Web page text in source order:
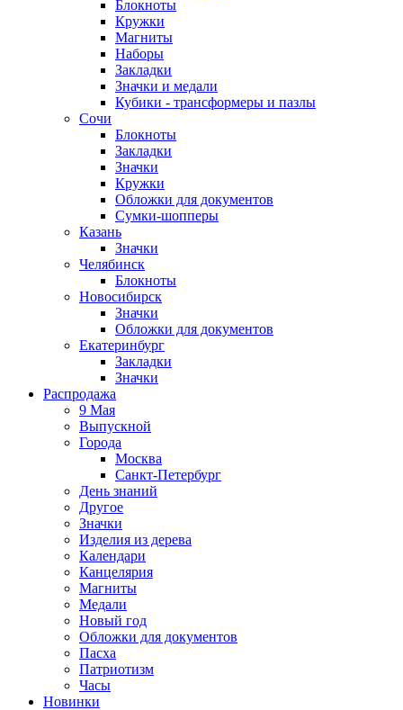
Блокноты
Кружки
Магниты
Наборы
Закладки
Значки и медали
Кубики - трансформеры и пазлы
Сочи
Блокноты
Закладки
Значки
Кружки
Обложки для документов
Сумки-шопперы
Казань
Значки
Челябинск
Блокноты
Новосибирск
Значки
Обложки для документов
Екатеринбург
Закладки
Значки
Распродажа
9 Мая
Выпускной
Города
Москва
Санкт-Петербург
День знаний
Другое
Значки
Изделия из дерева
Календари
Канцелярия
Магниты
Медали
Новый год
Обложки для документов
Пасха
Патриотизм
Часы
Новинки